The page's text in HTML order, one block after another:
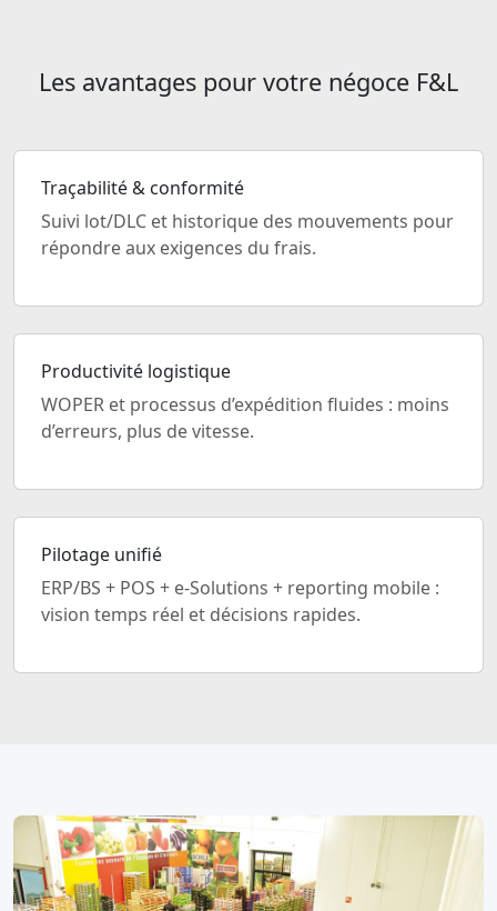
Les avantages pour votre négoce F&L
Traçabilité & conformité
Suivi lot/DLC et historique des mouvements pour
répondre aux exigences du frais.
Productivité logistique
WOPER et processus d’expédition fluides : moins
d’erreurs, plus de vitesse.
Pilotage unifié
ERP/BS + POS + e-Solutions + reporting mobile :
vision temps réel et décisions rapides.